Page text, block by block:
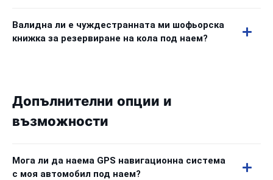
Валидна ли е чуждестранната ми шофьорска
книжка за резервиране на кола под наем?
Допълнителни опции и
възможности
Мога ли да наема GPS навигационна система
с моя автомобил под наем?